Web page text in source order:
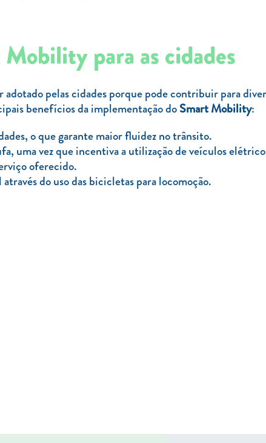
para as cidades
pelas cidades porque pode contribuir para
benefícios da implementação doSmart Mobility:
o que garante maior fluidez no trânsito.
uma vez que incentiva a utilização de veículos
oferecido.
do uso das bicicletas para locomoção.